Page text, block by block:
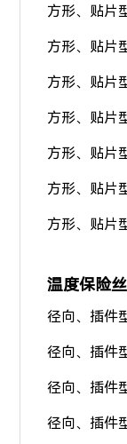
方形、贴片
方形、贴片
方形、贴片
方形、贴片
方形、贴片
方形、贴片
方形、贴片
温度保险
径向、插件
径向、插件
径向、插件
径向、插件